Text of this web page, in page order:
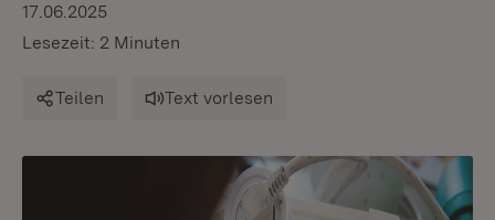
17.06.2025
Lesezeit: 2 Minuten
Teilen Text vorlesen